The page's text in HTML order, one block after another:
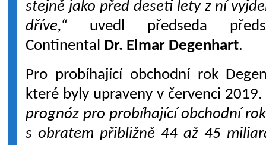
stejně jako před deseti lety z ní
dříve,“ uvedl předseda
Continental Dr. Elmar Degenhart.
Pro probíhající obchodní rok
které byly upraveny v červenci
prognóz pro probíhající obchodní
s obratem přibližně 44 až 45